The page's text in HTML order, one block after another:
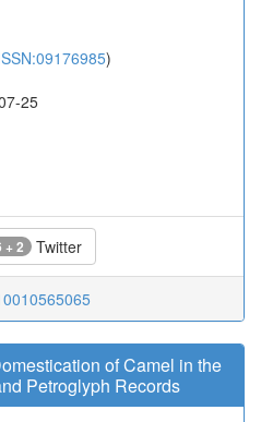
)
25
+ 2 Twitter
of Camel in the
Petroglyph Records